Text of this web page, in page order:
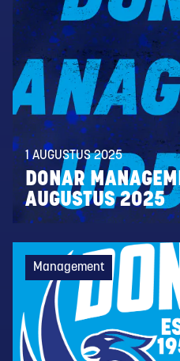
1 AUGUSTUS 2025
DONAR
AUGUSTUS 2025
Management